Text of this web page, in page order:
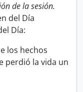
de la sesión.
del Día
Día:
los hechos
perdió la vida un